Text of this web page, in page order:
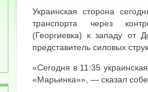
Украинская сторона
транспорта через
(Георгиевка) к западу от
представитель силовых
«Сегодня в 11:35
«Марьинка»», — сказал